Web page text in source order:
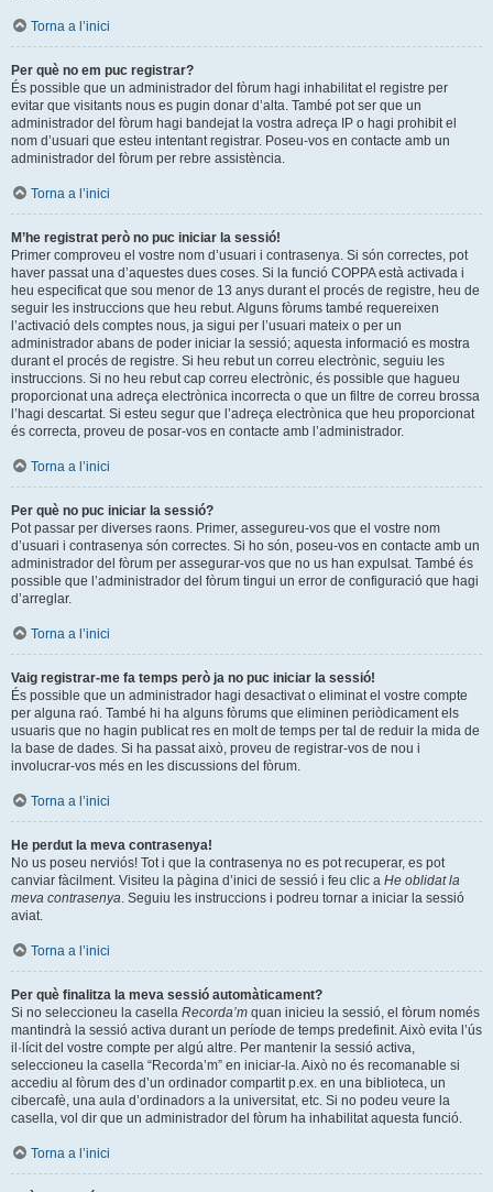
Torna a l’inici
Per què no em puc registrar?
És possible que un administrador del fòrum hagi inhabilitat el registre per
evitar que visitants nous es pugin donar d’alta. També pot ser que un
administrador del fòrum hagi bandejat la vostra adreça IP o hagi prohibit el
nom d’usuari que esteu intentant registrar. Poseu-vos en contacte amb un
administrador del fòrum per rebre assistència.
Torna a l’inici
M’he registrat però no puc iniciar la sessió!
Primer comproveu el vostre nom d’usuari i contrasenya. Si són correctes, pot
haver passat una d’aquestes dues coses. Si la funció COPPA està activada i
heu especificat que sou menor de 13 anys durant el procés de registre, heu de
seguir les instruccions que heu rebut. Alguns fòrums també requereixen
l’activació dels comptes nous, ja sigui per l’usuari mateix o per un
administrador abans de poder iniciar la sessió; aquesta informació es mostra
durant el procés de registre. Si heu rebut un correu electrònic, seguiu les
instruccions. Si no heu rebut cap correu electrònic, és possible que hagueu
proporcionat una adreça electrònica incorrecta o que un filtre de correu brossa
l’hagi descartat. Si esteu segur que l’adreça electrònica que heu proporcionat
és correcta, proveu de posar-vos en contacte amb l’administrador.
Torna a l’inici
Per què no puc iniciar la sessió?
Pot passar per diverses raons. Primer, assegureu-vos que el vostre nom
d’usuari i contrasenya són correctes. Si ho són, poseu-vos en contacte amb un
administrador del fòrum per assegurar-vos que no us han expulsat. També és
possible que l’administrador del fòrum tingui un error de configuració que hagi
d’arreglar.
Torna a l’inici
Vaig registrar-me fa temps però ja no puc iniciar la sessió!
És possible que un administrador hagi desactivat o eliminat el vostre compte
per alguna raó. També hi ha alguns fòrums que eliminen periòdicament els
usuaris que no hagin publicat res en molt de temps per tal de reduir la mida de
la base de dades. Si ha passat això, proveu de registrar-vos de nou i
involucrar-vos més en les discussions del fòrum.
Torna a l’inici
He perdut la meva contrasenya!
No us poseu nerviós! Tot i que la contrasenya no es pot recuperar, es pot
canviar fàcilment. Visiteu la pàgina d’inici de sessió i feu clic a He oblidat la
meva contrasenya . Seguiu les instruccions i podreu tornar a iniciar la sessió
aviat.
Torna a l’inici
Per què finalitza la meva sessió automàticament?
Si no seleccioneu la casella Recorda’m quan inicieu la sessió, el fòrum només
mantindrà la sessió activa durant un període de temps predefinit. Això evita l’ús
il·lícit del vostre compte per algú altre. Per mantenir la sessió activa,
seleccioneu la casella “Recorda’m” en iniciar-la. Això no és recomanable si
accediu al fòrum des d’un ordinador compartit p.ex. en una biblioteca, un
cibercafè, una aula d’ordinadors a la universitat, etc. Si no podeu veure la
casella, vol dir que un administrador del fòrum ha inhabilitat aquesta funció.
Torna a l’inici